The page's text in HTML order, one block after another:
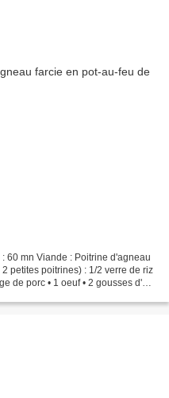
60 mn Viande : Poitrine d'agneau
petites poitrines) : 1/2 verre de riz
de porc • 1 oeuf • 2 gousses d'ail